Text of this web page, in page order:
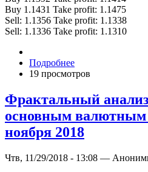
Buy 1.1431 Take profit: 1.1475
Sell: 1.1356 Take profit: 1.1338
Sell: 1.1336 Take profit: 1.1310
Подробнее
19 просмотров
Фрактальный
основным валютным
ноября 2018
Чтв, 11/29/2018 - 13:08 —